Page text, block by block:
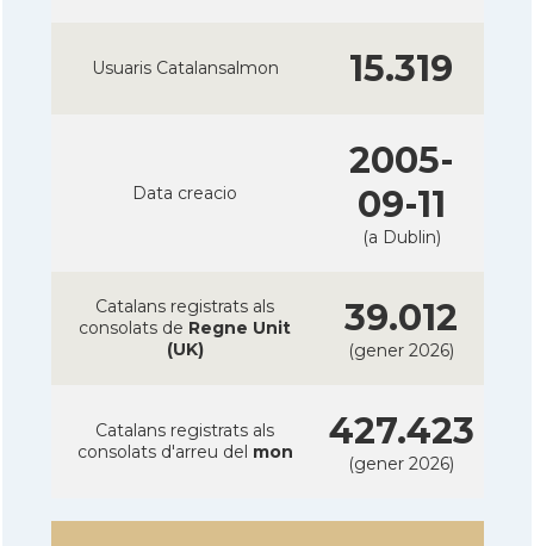
Usuaris Catalansalmon 15.319
Data creacio
2005-
09-11
(a Dublin)
Catalans registrats als
consolats de Regne Unit
(UK)
39.012
(gener 2026)
Catalans registrats als
consolats d'arreu del mon 427.423
(gener 2026)